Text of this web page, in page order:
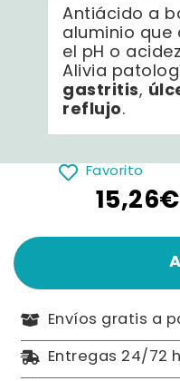
Antiácido a
aluminio
el pH o
Alivia
gastritis,
reflujo.
Favorito
15,26€
Envíos gratis a
Entregas 24/72